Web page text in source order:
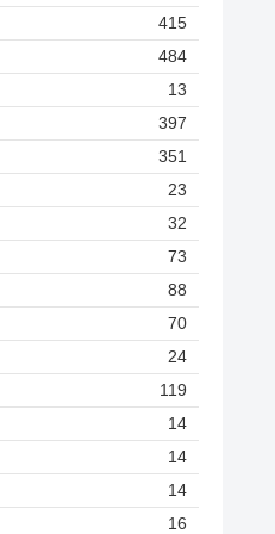
415
484
13
397
351
23
32
73
88
70
24
119
14
14
14
16